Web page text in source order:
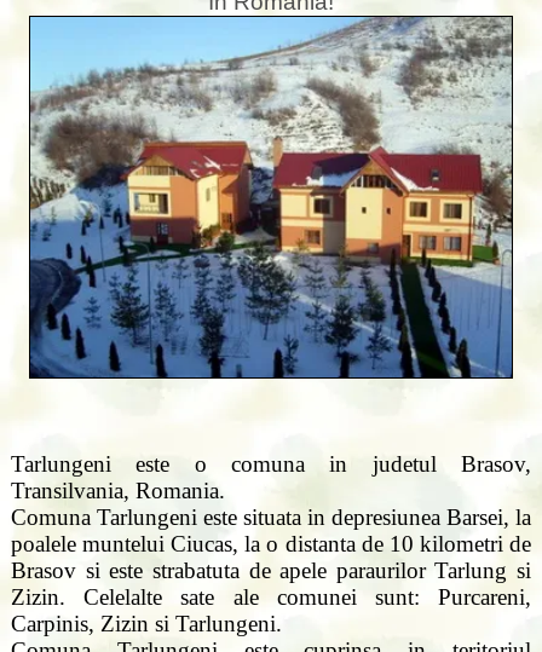
Tarlungeni este o comuna in judetul Brasov,
Transilvania, Romania.
Comuna Tarlungeni este situata in depresiunea Barsei, la
poalele muntelui Ciucas, la o distanta de 10 kilometri de
Brasov si este strabatuta de apele paraurilor Tarlung si
Zizin. Celelalte sate ale comunei sunt: Purcareni,
Carpinis, Zizin si Tarlungeni.